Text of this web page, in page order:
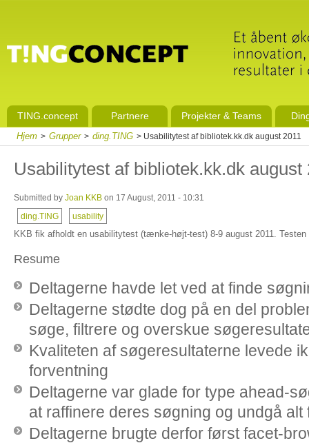
TING.concept Partnere Projekter & Teams
Hjem > Grupper > ding.TING > Usabilitytest af bibliotek.kk.dk august 2011
Usabilitytest af bibliotek.kk.dk august
Submitted by Joan KKB on 17 August, 2011 - 10:31
ding.TING usability
KKB fik afholdt en usabilitytest (tænke-højt-test) 8-9 august 2011.
Resume
Deltagerne havde let ved at finde
Deltagerne stødte dog på en del
søge, filtrere og overskue
Kvaliteten af søgeresultaterne levede
forventning
Deltagerne var glade for type ahead-
at raffinere deres søgning og undgå alt
Deltagerne brugte derfor først facet-